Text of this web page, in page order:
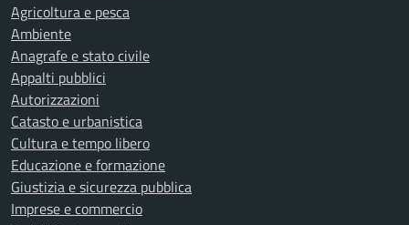
Agricoltura e pesca
Ambiente
Anagrafe e stato civile
Appalti pubblici
Autorizzazioni
Catasto e urbanistica
Cultura e tempo libero
Educazione e formazione
Giustizia e sicurezza pubblica
Imprese e commercio